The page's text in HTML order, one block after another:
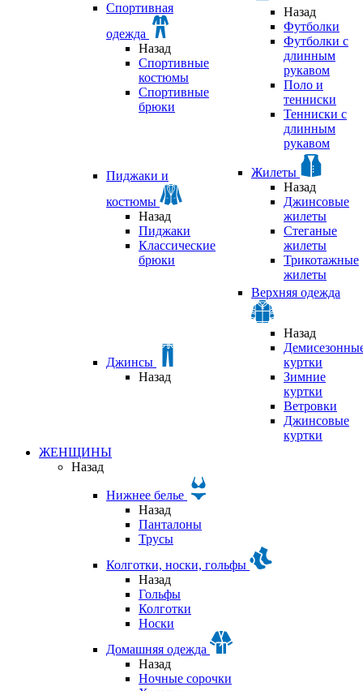
Спортивная
одежда
Назад
Спортивные
костюмы
Спортивные
брюки
Назад
Футболки
Футболки с
длинным
рукавом
Поло и
тенниски
Тенниски с
длинным
рукавом
Пиджаки и
костюмы
Назад
Пиджаки
Классические
брюки
Жилеты
Назад
Джинсовые
жилеты
Стеганые
жилеты
Трикотажные
жилеты
Джинсы
Назад
Верхняя одежда
Назад
куртки
Зимние
куртки
Ветровки
Джинсовые
куртки
ЖЕНЩИНЫ
Назад
Нижнее белье
Назад
Панталоны
Трусы
Колготки, носки, гольфы
Назад
Гольфы
Колготки
Носки
Домашняя одежда
Назад
Ночные сорочки